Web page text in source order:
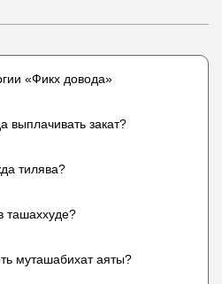
«Фикх довода»
выплачивать закат?
тилява?
ташаххуде?
муташабихат аяты?